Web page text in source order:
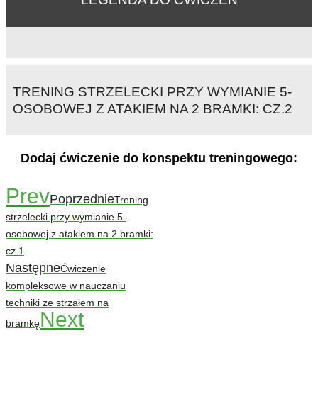
TRENING STRZELECKI PRZY WYMIANIE 5-
OSOBOWEJ Z ATAKIEM NA 2 BRAMKI: CZ.2
Dodaj ćwiczenie do konspektu treningowego:
PrevPoprzednieTrening
strzelecki przy wymianie 5-
osobowej z atakiem na 2 bramki:
cz.1
NastępneĆwiczenie
kompleksowe w nauczaniu
techniki ze strzałem na
bramkęNext